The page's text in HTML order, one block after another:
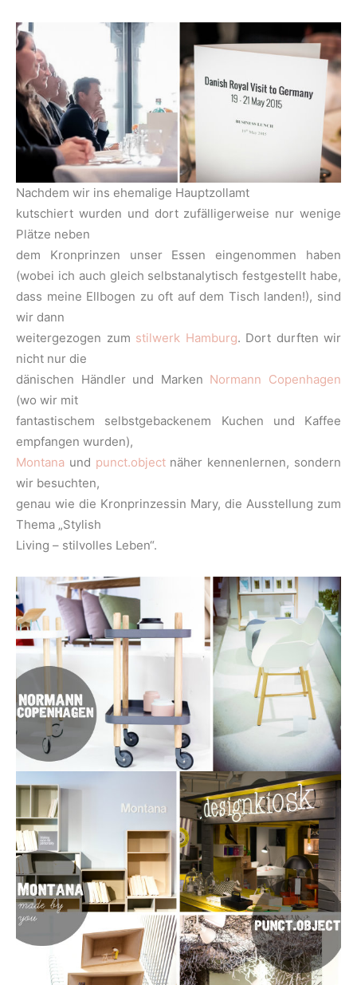
Nachdem wir ins ehemalige Hauptzollamt
kutschiert wurden und dort zufälligerweise nur wenige
Plätze neben
dem Kronprinzen unser Essen eingenommen haben
(wobei ich auch gleich selbstanalytisch festgestellt habe,
dass meine Ellbogen zu oft auf dem Tisch landen!), sind
wir dann
weitergezogen zum stilwerk Hamburg. Dort durften wir
nicht nur die
dänischen Händler und Marken Normann Copenhagen
(wo wir mit
fantastischem selbstgebackenem Kuchen und Kaffee
empfangen wurden),
Montana und punct.objectnäher kennenlernen, sondern
wir besuchten,
genau wie die Kronprinzessin Mary, die Ausstellung zum
Thema „Stylish
Living – stilvolles Leben“.